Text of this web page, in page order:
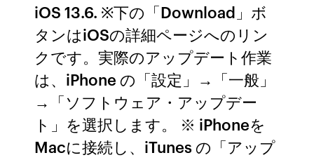
iOS 13.6. ※下の「Download」ボ
タンはiOSの詳細ページへのリン
クです。実際のアップデート作業
は、iPhone の「設定」→「一般」
→「ソフトウェア・アップデー
ト」を選択します。 ※ iPhoneを
Macに接続し、iTunes の「アップ